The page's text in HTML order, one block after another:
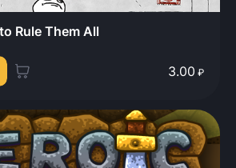
Rule Them All
3.00 ₽